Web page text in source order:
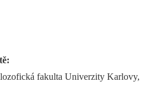
fakulta Univerzity Karlovy,